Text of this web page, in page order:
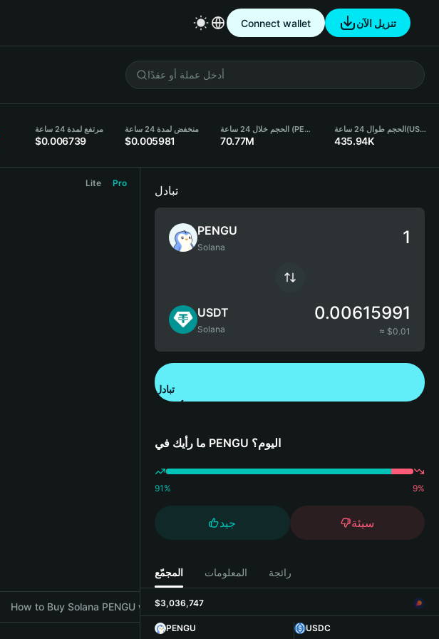
Connect wallet تنزيل الآن
مرتفع لمدة 24 ساعة
$0.006739
منخفض لمدة 24 ساعة
$0.005981
الحجم خلال 24 ساعة (PENGU)
70.77M
الحجم طوال 24 ساعة(USDT)
435.94K
Lite Pro
How to Buy Solana PENGU with Bitget Wallet
تبادل
PENGU
Solana
USDT
Solana
0.00615991
≈ $0.01
تبادل
ما رأيك في PENGU اليوم؟
91 % 9%
جيد سيئة
المجمّع المعلومات رائجة
$3,036,747
PENGU
USDC